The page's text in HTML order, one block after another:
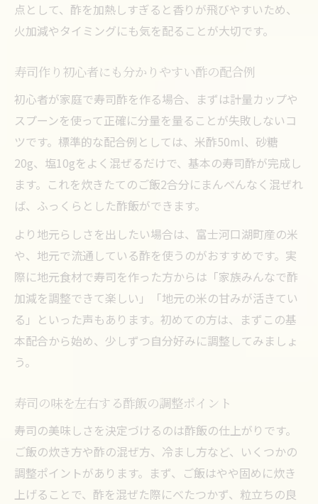
点として、酢を加熱しすぎると香りが飛びやすいため、
火加減やタイミングにも気を配ることが大切です。
寿司作り初心者にも分かりやすい酢の配合例
初心者が家庭で寿司酢を作る場合、まずは計量カップや
スプーンを使って正確に分量を量ることが失敗しないコ
ツです。標準的な配合例としては、米酢50ml、砂糖
20g、塩10gをよく混ぜるだけで、基本の寿司酢が完成し
ます。これを炊きたてのご飯2合分にまんべんなく混ぜれ
ば、ふっくらとした酢飯ができます。
より地元らしさを出したい場合は、富士河口湖町産の米
や、地元で流通している酢を使うのがおすすめです。実
際に地元食材で寿司を作った方からは「家族みんなで酢
加減を調整できて楽しい」「地元の米の甘みが活きてい
る」といった声もあります。初めての方は、まずこの基
本配合から始め、少しずつ自分好みに調整してみましょ
う。
寿司の味を左右する酢飯の調整ポイント
寿司の美味しさを決定づけるのは酢飯の仕上がりです。
ご飯の炊き方や酢の混ぜ方、冷まし方など、いくつかの
調整ポイントがあります。まず、ご飯はやや固めに炊き
上げることで、酢を混ぜた際にべたつかず、粒立ちの良